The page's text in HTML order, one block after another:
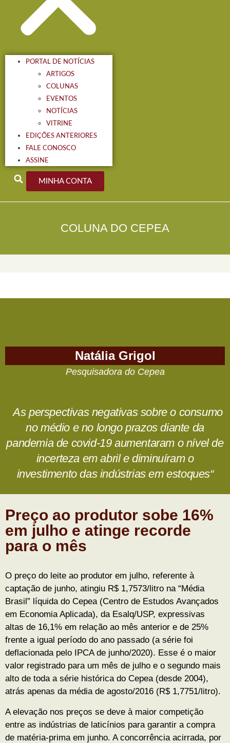
MINHA CONTA
PORTAL DE NOTÍCIAS
ARTIGOS
COLUNAS
EVENTOS
NOTÍCIAS
VITRINE
EDIÇÕES ANTERIORES
FALE CONOSCO
ASSINE
COLUNA DO CEPEA
Natália Grigol
Pesquisadora do Cepea
As perspectivas negativas sobre o consumo
no médio e no longo prazos diante da
pandemia de covid-19 aumentaram o nível de
incerteza em abril e diminuíram o
investimento das indústrias em estoques“
Preço ao produtor sobe 16%
em julho e atinge recorde
para o mês
O preço do leite ao produtor em julho, referente à
captação de junho, atingiu R$ 1,7573/litro na “Média
Brasil” líquida do Cepea (Centro de Estudos Avançados
em Economia Aplicada), da Esalq/USP, expressivas
altas de 16,1% em relação ao mês anterior e de 25%
frente a igual período do ano passado (a série foi
deflacionada pelo IPCA de junho/2020). Esse é o maior
valor registrado para um mês de julho e o segundo mais
alto de toda a série histórica do Cepea (desde 2004),
atrás apenas da média de agosto/2016 (R$ 1,7751/litro).
A elevação nos preços se deve à maior competição
entre as indústrias de laticínios para garantir a compra
de matéria-prima em junho. A concorrência acirrada, por